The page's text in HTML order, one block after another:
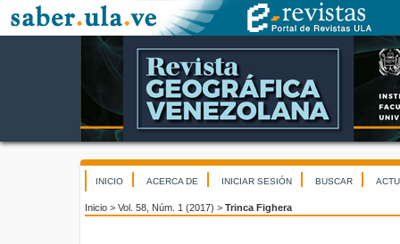
INICIO ACERCA DE INICIAR SESIÓN BUSCAR
Inicio > Vol. 58, Núm. 1 (2017) > Trinca Fighera